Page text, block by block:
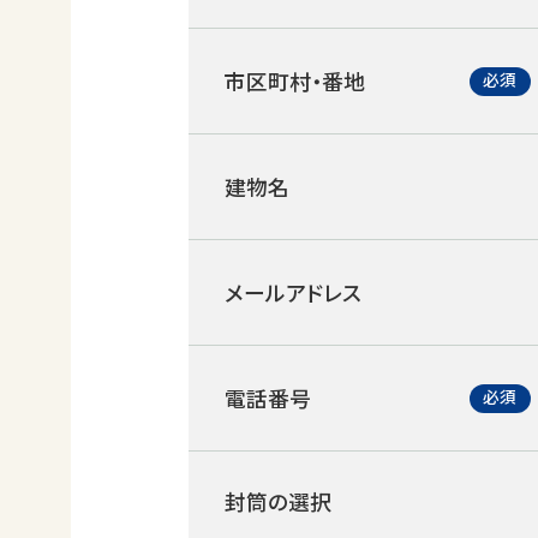
市区町村・番地
建物名
メールアドレス
電話番号
封筒の選択